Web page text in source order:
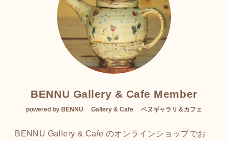
BENNU Gallery & Cafe Member
powered by BENNU Gallery & Cafe ベヌギャラリ＆カフェ
BENNU Gallery & Cafe のオンラインショップでお